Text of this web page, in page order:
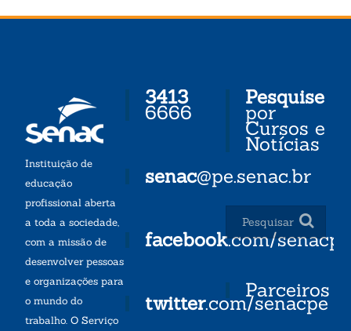
Instituição de
educação
profissional aberta
a toda a sociedade,
com a missão de
desenvolver pessoas
e organizações para
o mundo do
trabalho. O Serviço
3413
6666
senac@pe.senac.br
facebook.com/senacpe
twitter.com/senacpe
Pesquise
por
Cursos e
Notícias
Parceiros